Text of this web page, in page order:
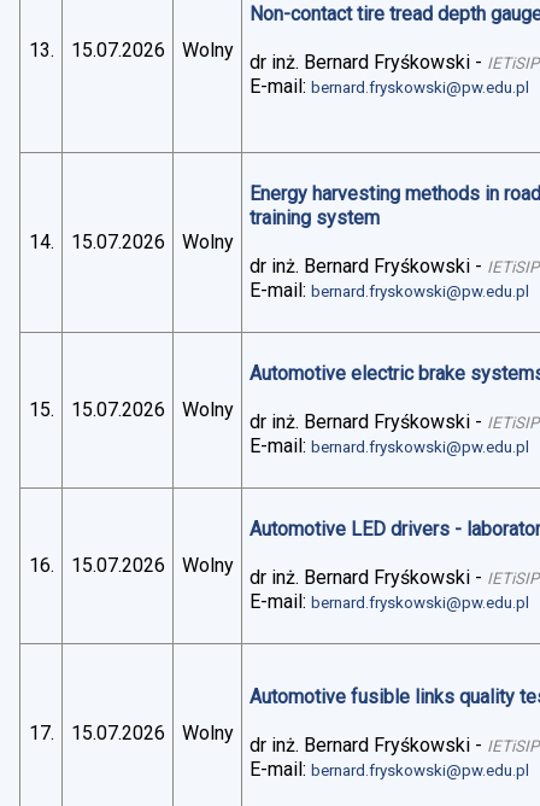
13. 15.07.2026 Wolny
Non-contact tire tread depth
dr inż. Bernard Fryśkowski - IETiSIP
E-mail:bernard.fryskowski@pw.edu.pl
14. 15.07.2026 Wolny
Energy harvesting methods in
training system
dr inż. Bernard Fryśkowski - IETiSIP
E-mail:bernard.fryskowski@pw.edu.pl
15. 15.07.2026 Wolny
Automotive electric brake
dr inż. Bernard Fryśkowski - IETiSIP
E-mail:bernard.fryskowski@pw.edu.pl
16. 15.07.2026 Wolny
Automotive LED drivers -
dr inż. Bernard Fryśkowski - IETiSIP
E-mail:bernard.fryskowski@pw.edu.pl
17. 15.07.2026 Wolny
Automotive fusible links quality
dr inż. Bernard Fryśkowski - IETiSIP
E-mail:bernard.fryskowski@pw.edu.pl